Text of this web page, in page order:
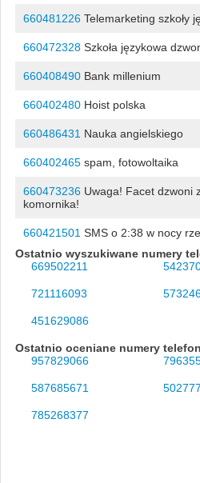
660481226Telemarketing szkoły
660472328Szkoła językowa
660408490Bank millenium
660402480Hoist polska
660486431 Nauka angielskiego
660402465spam, fotowoltaika
660473236Uwaga! Facet dzwoni
komornika!
660421501 SMS o 2:38 w nocy
Ostatnio wyszukiwane numery
669502211
721116093
451629086
Ostatnio oceniane numery
957829066
587685671
785268377